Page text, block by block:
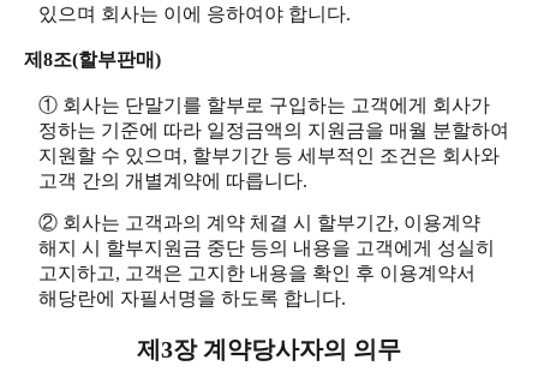
있으며 회사는 이에 응하여야 합니다.
제8조(할부판매)
① 회사는 단말기를 할부로 구입하는 고객에게 회사가
정하는 기준에 따라 일정금액의 지원금을 매월 분할하여
지원할 수 있으며, 할부기간 등 세부적인 조건은 회사와
고객 간의 개별계약에 따릅니다.
② 회사는 고객과의 계약 체결 시 할부기간, 이용계약
해지 시 할부지원금 중단 등의 내용을 고객에게 성실히
고지하고, 고객은 고지한 내용을 확인 후 이용계약서
해당란에 자필서명을 하도록 합니다.
제3장 계약당사자의 의무